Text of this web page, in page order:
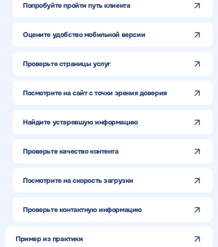
Попробуйте пройти путь клиента
Оцените удобство мобильной версии
Проверьте страницы услуг
Посмотрите на сайт с точки зрения доверия
Найдите устаревшую информацию
Проверьте качество контента
Посмотрите на скорость загрузки
Проверьте контактную информацию
Пример из практики